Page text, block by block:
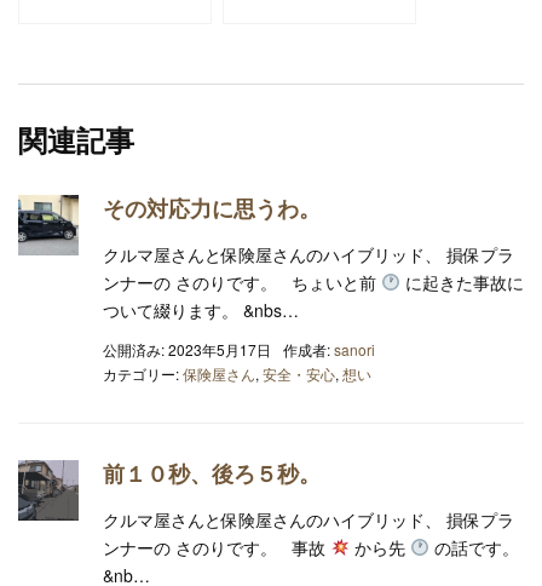
関連記事
その対応力に思うわ。
クルマ屋さんと保険屋さんのハイブリッド、 損保プラ
ンナーの さのりです。 ちょいと前
に起きた事故に
ついて綴ります。 &nbs…
公開済み: 2023年5月17日 作成者:sanori
カテゴリー:保険屋さん, 安全・安心, 想い
前１０秒、後ろ５秒。
クルマ屋さんと保険屋さんのハイブリッド、 損保プラ
ンナーの さのりです。 事故
から先
の話です。
&nb…